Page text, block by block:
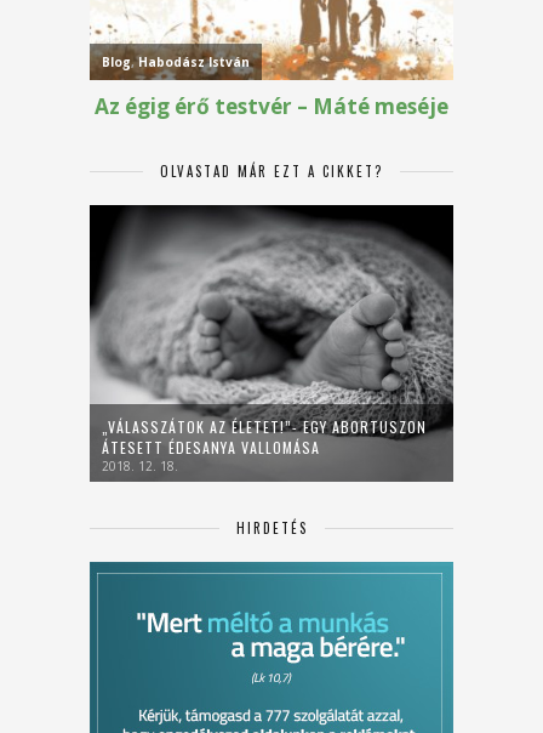
OLVASTAD MÁR EZT A CIKKET?
„VÁLASSZÁTOK AZ ÉLETET!”- EGY ABORTUSZON
ÁTESETT ÉDESANYA VALLOMÁSA
2018. 12. 18.
HIRDETÉS